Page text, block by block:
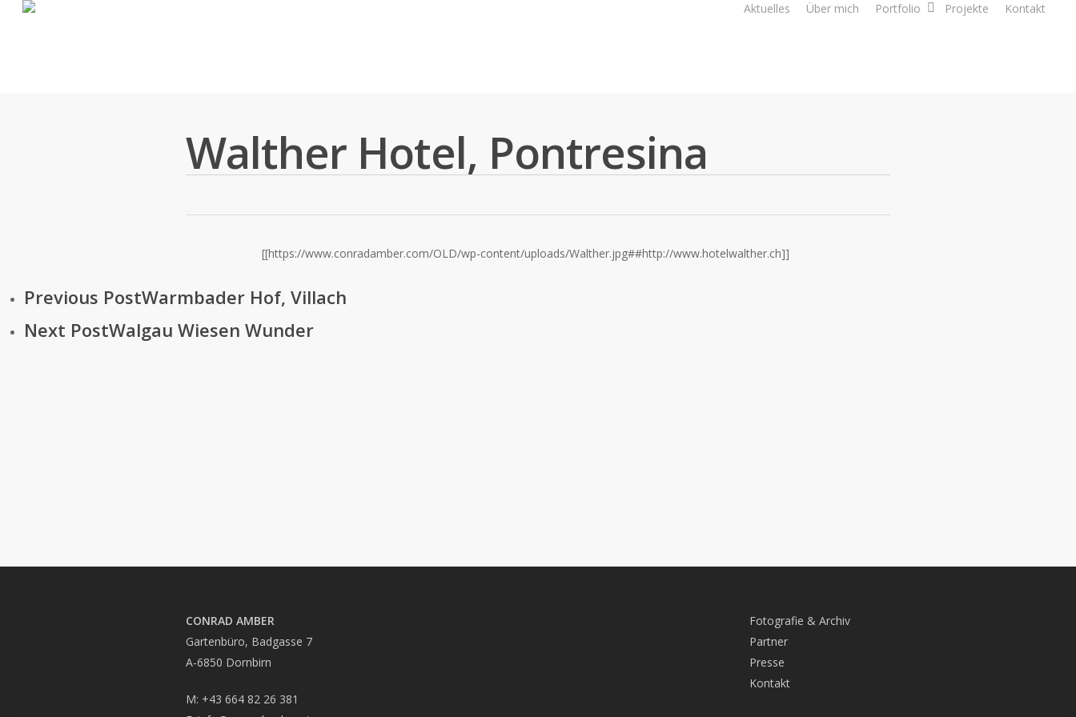
Zum großen Bildarchiv Aktuelles Über mich Portfolio Projekte Kontakt
Walther Hotel, Pontresina
[[https://www.conradamber.com/OLD/wp-content/uploads/Walther.jpg##http://www.hotelwalther.ch]]
Previous PostWarmbader Hof, Villach
Next PostWalgau Wiesen Wunder
CONRAD AMBER
Gartenbüro, Badgasse 7
A-6850 Dornbirn
M: +43 664 82 26 381
Fotografie & Archiv
Partner
Presse
Kontakt